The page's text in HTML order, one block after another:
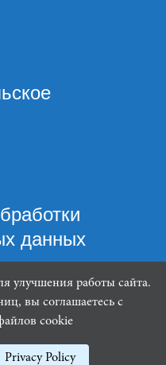
данных
©
улучшения работы сайта.
вы соглашаетесь с
cookie
Privacy Policy